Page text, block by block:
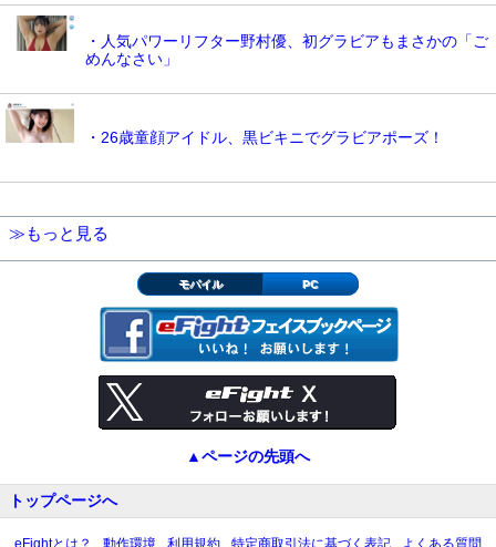
・人気パワーリフター野村優、初グラビアもまさかの「ご
めんなさい」
・26歳童顔アイドル、黒ビキニでグラビアポーズ！
≫もっと見る
モバイル PC
▲ページの先頭へ
トップページへ